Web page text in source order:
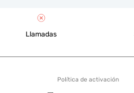
Llamadas
Política de activación